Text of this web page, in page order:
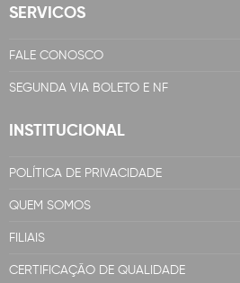
SERVICOS
FALE CONOSCO
SEGUNDA VIA BOLETO E NF
INSTITUCIONAL
POLÍTICA DE PRIVACIDADE
QUEM SOMOS
FILIAIS
CERTIFICAÇÃO DE QUALIDADE